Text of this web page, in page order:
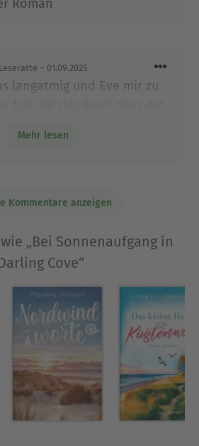
Roman
Leseratte – 01.09.2025
langatmig und Eve mir zu
für das Buch.
Mehr lesen
Kommentare anzeigen
„Bei Sonnenaufgang in
Cove“